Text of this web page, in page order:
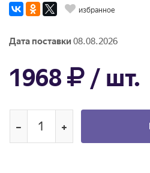
избранное
Дата поставки 08.08.2026
1968 / шт.